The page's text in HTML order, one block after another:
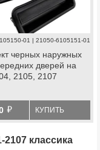
01 | 21050-6105151-01
черных наружных
дверей на
2105, 2107
й КУПИТЬ
классика